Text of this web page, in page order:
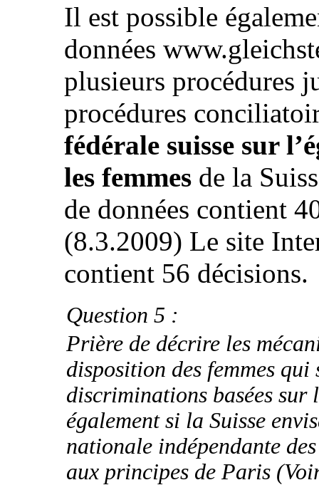
Il est possible
données
plusieurs procédures
procédures
fédérale suisse sur
les femmes de la
de données contient
(8.3.2009) Le site
contient 56 décisions.
Question 5 :
Prière de décrire les
disposition des femmes
discriminations basées sur
également si la Suisse
nationale indépendante
aux principes de Paris